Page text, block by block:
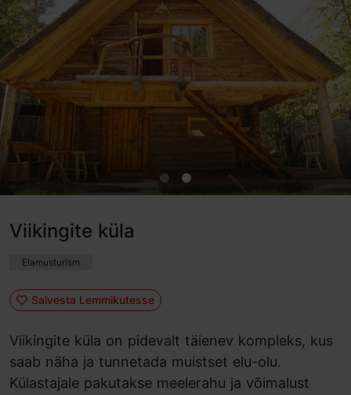
Viikingite küla
Elamusturism
Salvesta Lemmikutesse
Viikingite küla on pidevalt täienev kompleks, kus
saab näha ja tunnetada muistset elu-olu.
Külastajale pakutakse meelerahu ja võimalust